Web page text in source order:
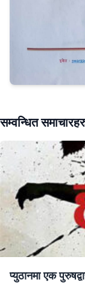
सम्वन्धित
प्युठानमा एक